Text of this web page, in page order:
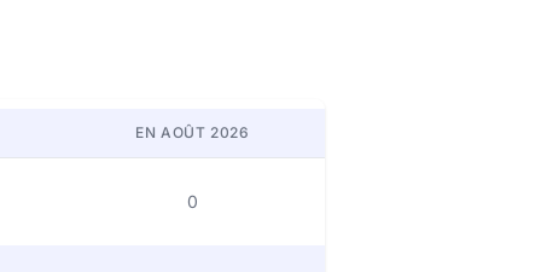
EN AOÛT 2026
0